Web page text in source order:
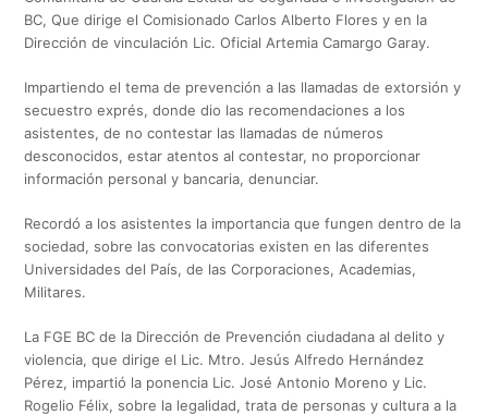
BC, Que dirige el Comisionado Carlos Alberto Flores y en la
Dirección de vinculación Lic. Oficial Artemia Camargo Garay.
Impartiendo el tema de prevención a las llamadas de extorsión y
secuestro exprés, donde dio las recomendaciones a los
asistentes, de no contestar las llamadas de números
desconocidos, estar atentos al contestar, no proporcionar
información personal y bancaria, denunciar.
Recordó a los asistentes la importancia que fungen dentro de la
sociedad, sobre las convocatorias existen en las diferentes
Universidades del País, de las Corporaciones, Academias,
Militares.
La FGE BC de la Dirección de Prevención ciudadana al delito y
violencia, que dirige el Lic. Mtro. Jesús Alfredo Hernández
Pérez, impartió la ponencia Lic. José Antonio Moreno y Lic.
Rogelio Félix, sobre la legalidad, trata de personas y cultura a la